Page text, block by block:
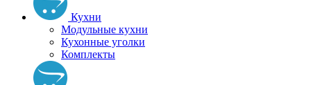
Кухни
Модульные кухни
Кухонные уголки
Комплекты